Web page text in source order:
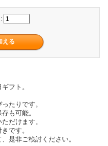
フト。
たりです。
も可能。
だけます。
です。
是非ご検討ください。